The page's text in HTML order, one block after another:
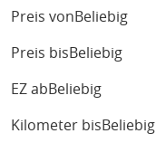
Preis von Beliebig
Preis bis Beliebig
EZ ab Beliebig
Kilometer bis Beliebig